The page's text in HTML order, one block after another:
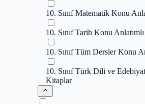
10. Sınıf Matematik Konu
10. Sınıf Tarih Konu
10. Sınıf Tüm Dersler Konu
10. Sınıf Türk Dili ve
Kitaplar